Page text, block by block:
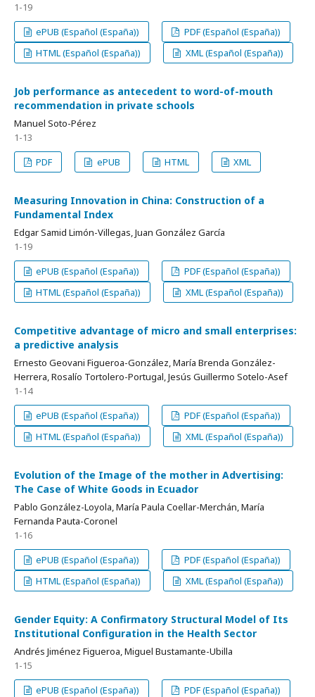
1-19
ePUB (Español (España))
PDF (Español (España))
HTML (Español (España))
XML (Español (España))
Job performance as antecedent to word-of-mouth
recommendation in private schools
Manuel Soto-Pérez
1-13
PDF
ePUB HTML XML
Measuring Innovation in China: Construction of a
Fundamental Index
Edgar Samid Limón-Villegas, Juan González García
1-19
ePUB (Español (España))
PDF (Español (España))
HTML (Español (España))
XML (Español (España))
Competitive advantage of micro and small enterprises:
a predictive analysis
Ernesto Geovani Figueroa-González, María Brenda González-
Herrera, Rosalío Tortolero-Portugal, Jesús Guillermo Sotelo-Asef
1-14
ePUB (Español (España))
PDF (Español (España))
HTML (Español (España))
XML (Español (España))
Evolution of the Image of the mother in Advertising:
The Case of White Goods in Ecuador
Pablo González-Loyola, María Paula Coellar-Merchán, María
Fernanda Pauta-Coronel
1-16
ePUB (Español (España))
PDF (Español (España))
HTML (Español (España))
XML (Español (España))
Gender Equity: A Confirmatory Structural Model of Its
Institutional Configuration in the Health Sector
Andrés Jiménez Figueroa, Miguel Bustamante-Ubilla
1-15
ePUB (Español (España))
PDF (Español (España))